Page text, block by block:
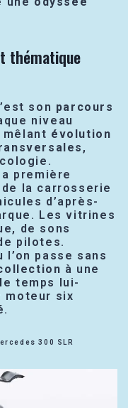
thématique
son parcours
niveau
mêlant évolution
,
première
de la carrosserie
d’après-
Les vitrines
de sons
pilotes.
l’on passe sans
à une
temps lui-
moteur six
300 SLR